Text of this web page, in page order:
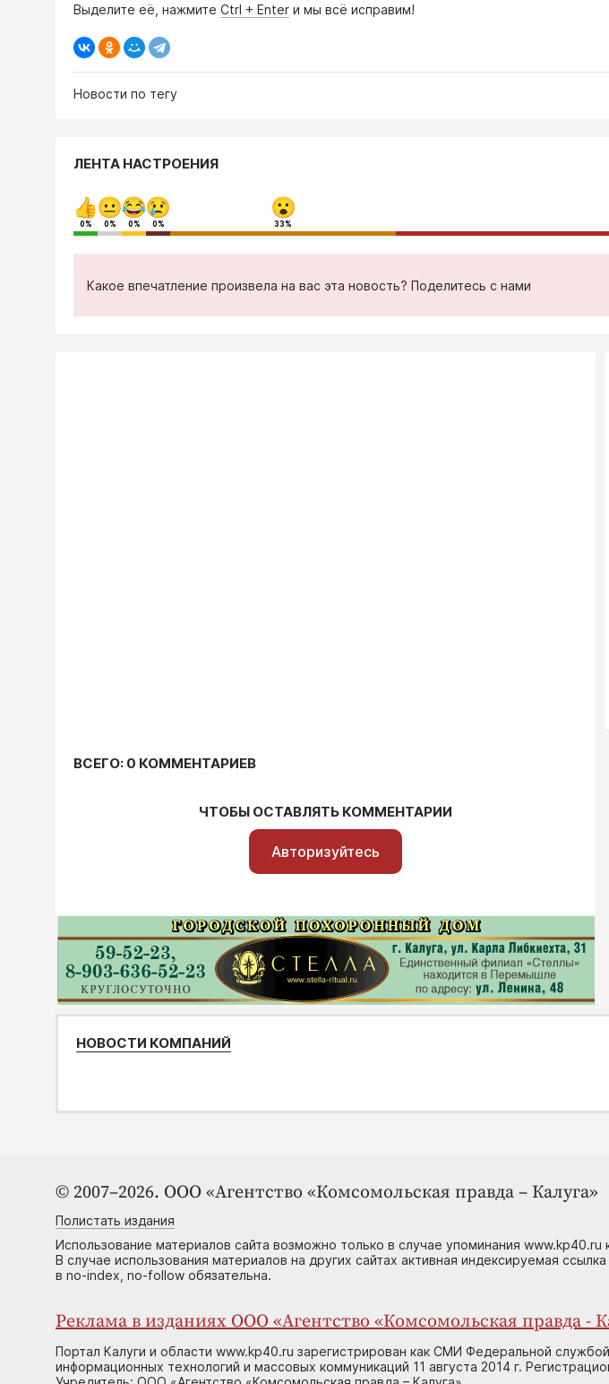
Выделите её, нажмите Ctrl + Enter и мы всё исправим!
Новости по тегу
ЛЕНТА НАСТРОЕНИЯ
0% 0% 0% 0% 33%
Какое впечатление произвела на вас эта новость? Поделитесь с нами
ВСЕГО: 0 КОММЕНТАРИЕВ
ЧТОБЫ ОСТАВЛЯТЬ КОММЕНТАРИИ
Авторизуйтесь
НОВОСТИ КОМПАНИЙ
© 2007–2026. ООО «Агентство «Комсомольская правда – Калуга»
Полистать издания
Использование материалов сайта возможно только в случае упоминания www.kp40.ru
В случае использования материалов на других сайтах активная индексируемая
в no-index, no-follow обязательна.
Реклама в изданиях ООО «Агентство «Комсомольская правда -
Портал Калуги и области www.kp40.ru зарегистрирован как СМИ Федеральной
информационных технологий и массовых коммуникаций 11 августа 2014 г.